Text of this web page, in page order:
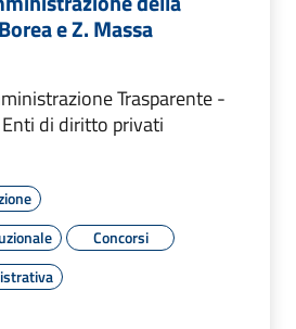
e Z. Massa
Trasparente -
di diritto privati
Concorsi